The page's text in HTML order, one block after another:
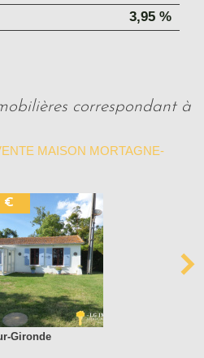
3,95 %
MAISON MORTAGNE-
€
Gironde